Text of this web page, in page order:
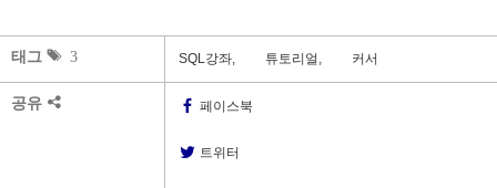
태그 3 SQL강좌, 튜토리얼, 커서
공유 페이스북
트위터